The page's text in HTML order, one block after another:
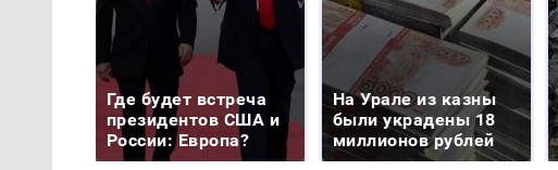
Где будет встреча
президентов США и
России: Европа?
На Урале из казны
были украдены 18
миллионов рублей